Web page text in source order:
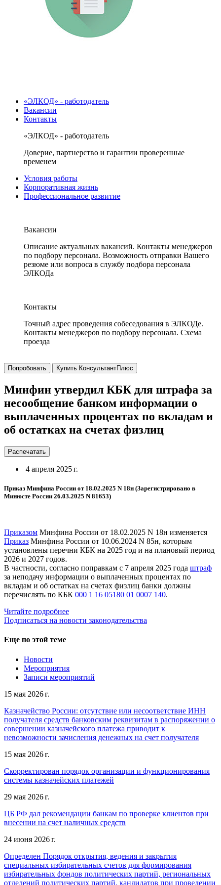
«ЭЛКОД» - работодатель
Вакансии
Контакты
«ЭЛКОД» - работодатель
Доверие, партнерство и гарантии проверенные
временем
Условия работы
Корпоративная жизнь
Профессиональное развитие
Вакансии
Описание актуальных вакансий. Контакты менеджеров
по подбору персонала. Возможность отправки Вашего
резюме или вопроса в службу подбора персонала
ЭЛКОДа
Контакты
Точный адрес проведения собеседования в ЭЛКОДе.
Контакты менеджеров по подбору персонала. Схема
проезда
Попробовать Купить КонсультантПлюс
Минфин утвердил КБК для штрафа за
несообщение банком информации о
выплаченных процентах по вкладам и
об остатках на счетах физлиц
Распечатать
4 апреля 2025 г.
Приказ Минфина России от 18.02.2025 N 18н (Зарегистрировано в
Минюсте России 26.03.2025 N 81653)
Приказом Минфина России от 18.02.2025 N 18н изменяется
Приказ Минфина России от 10.06.2024 N 85н, которым
установлены перечни КБК на 2025 год и на плановый период
2026 и 2027 годов.
В частности, согласно поправкам с 7 апреля 2025 года штраф
за неподачу информации о выплаченных процентах по
вкладам и об остатках на счетах физлиц банки должны
перечислять по КБК 000 1 16 05180 01 0007 140.
Читайте подробнее
Подписаться на новости законодательства
Еще по этой теме
Новости
Мероприятия
Записи мероприятий
15 мая 2026 г.
Казначейство России: отсутствие или несоответствие ИНН
получателя средств банковским реквизитам в распоряжении о
совершении казначейского платежа приводит к
невозможности зачисления денежных на счет получателя
15 мая 2026 г.
Скорректирован порядок организации и функционирования
системы казначейских платежей
29 мая 2026 г.
ЦБ РФ дал рекомендации банкам по проверке клиентов при
внесении на счет наличных средств
24 июня 2026 г.
Определен Порядок открытия, ведения и закрытия
специальных избирательных счетов для формирования
избирательных фондов политических партий, региональных
отделений политических партий, кандидатов при проведении